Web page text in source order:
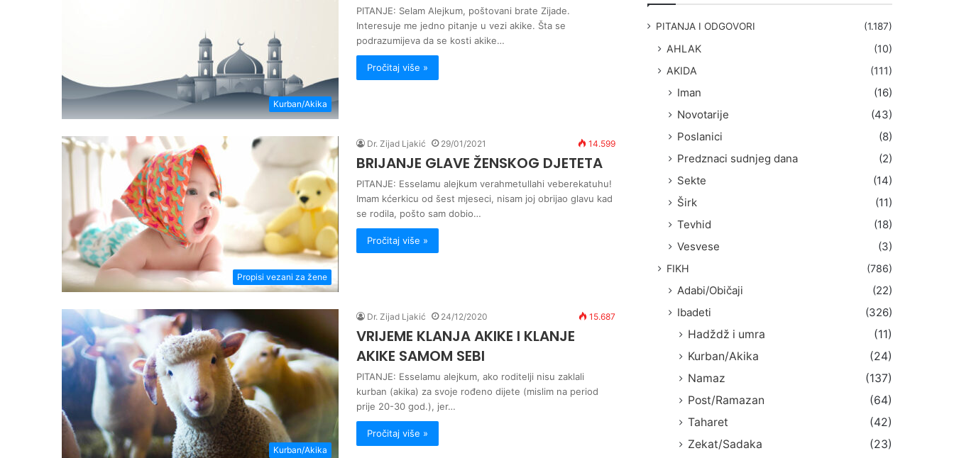
Kurban/Akika
PITANJE: Selam Alejkum, poštovani brate Zijade.
Interesuje me jedno pitanje u vezi akike. Šta se
podrazumijeva da se kosti akike…
Pročitaj više »
Propisi vezani za žene
Dr. Zijad Ljakić 29/01/2021 14.599
BRIJANJE GLAVE ŽENSKOG DJETETA
PITANJE: Esselamu alejkum verahmetullahi veberekatuhu!
Imam kćerkicu od šest mjeseci, nisam joj obrijao glavu kad
se rodila, pošto sam dobio…
Pročitaj više »
Kurban/Akika
Dr. Zijad Ljakić 24/12/2020 15.687
VRIJEME KLANJA AKIKE I KLANJE
AKIKE SAMOM SEBI
PITANJE: Esselamu alejkum, ako roditelji nisu zaklali
kurban (akika) za svoje rođeno dijete (mislim na period
prije 20-30 god.), jer…
Pročitaj više »
PITANJA I ODGOVORI (1.187)
AHLAK
(10)
AKIDA
(111)
Iman
(16)
Novotarije
(43)
Poslanici
(8)
Predznaci sudnjeg dana
(2)
Sekte
(14)
Širk
(11)
Tevhid
(18)
Vesvese
(3)
FIKH (786)
Adabi/Običaji
(22)
Ibadeti
(326)
Hadždž i umra
(11)
Kurban/Akika
(24)
Namaz
(137)
Post/Ramazan
(64)
Taharet
(42)
Zekat/Sadaka
(23)